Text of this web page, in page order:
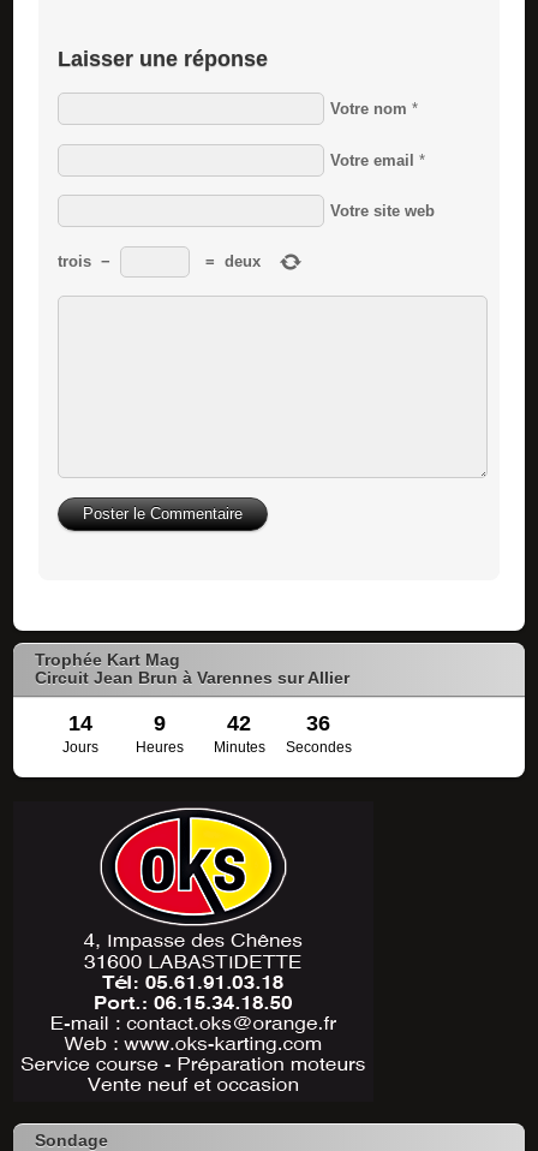
Laisser une réponse
Votre nom *
Votre email *
Votre site web
trois − = deux
Trophée Kart Mag
Circuit Jean Brun à Varennes sur Allier
14 9 42 35
Jours Heures Minutes Secondes
Sondage